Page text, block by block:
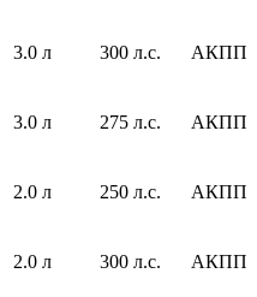
3.0 л 300 л.с. АКПП
3.0 л 275 л.с. АКПП
2.0 л 250 л.с. АКПП
2.0 л 300 л.с. АКПП